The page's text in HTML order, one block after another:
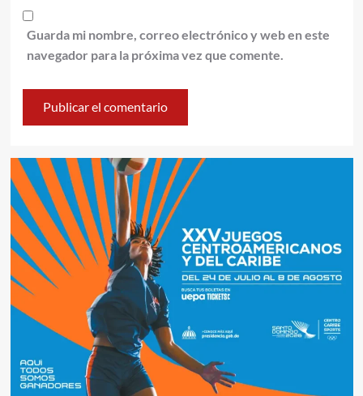
Guarda mi nombre, correo electrónico y web en este
navegador para la próxima vez que comente.